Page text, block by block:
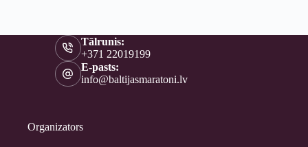
Tālrunis:
+371 22019199
E-pasts:
info@baltijasmaratoni.lv
Organizators